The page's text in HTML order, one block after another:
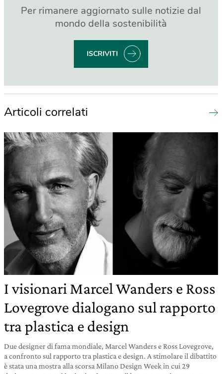
Per rimanere aggiornato sulle notizie dal
mondo della sostenibilità
ISCRIVITI
Articoli correlati
I visionari Marcel Wanders e Ross
Lovegrove dialogano sul rapporto
tra plastica e design
Due designer di fama mondiale, Marcel Wanders e Ross Lovegrove,
a confronto sul rapporto tra plastica e design. A stimolare il dibattito
è stata una mostra alla scorsa Milano Design Week in cui 29